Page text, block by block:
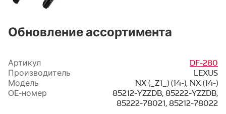
Обновление ассортимента
Артикул
DF-280
Производитель
LEXUS
Модель
NX (_Z1_) (14-), NX (14-)
OE-номер
85212-YZZDB, 85222-YZZDB,
85222-78021, 85212-78022